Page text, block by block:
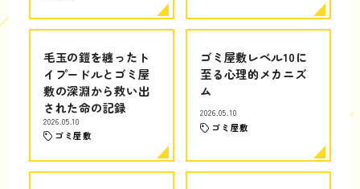
毛玉の鎧を纏ったト
イプードルとゴミ屋
敷の深淵から救い出
された命の記録
2026.05.10
ゴミ屋敷
ゴミ屋敷レベル10に
至る心理的メカニズ
ム
2026.05.10
ゴミ屋敷